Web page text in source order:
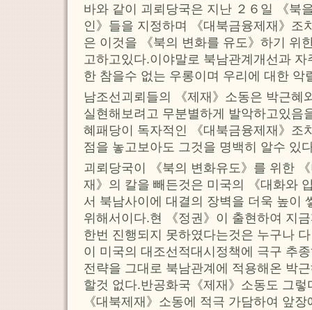
바와 같이 괴뢰당국은 지난 ２６일 《북
인》들을 지정하며 《대북금융제재》조
은 이것을 《북의 변화를 유도》하기 위
고하고있다.이야말로 북남관계개선과
한 참을수 없는 우롱이며 우리에 대한 악
남조선괴뢰들의 《제재》소동은 박근혜
실현해보려고 무분별하게 발악하고있음
혜패당이 독자적인 《대북금융제재》조
점을 놓고보아도 그것을 명백히 알수 있
괴뢰당국이 《북의 변화유도》를 위한
재》의 칼을 빼든것은 미국의 《대화와
서 북남사이에 대결의 장벽을 더욱 높이
위해서이다.현 《정권》이 출현하여 지
한번 진행되지 못하였다는것은 누구나
이 미국의 대조선적대시정책에 극구 추
전략을 그대로 북남관계에 적용해온 박
할것 없다.반공화국《제재》소동도 그
《대북제재》소동에 적극 가담하여 앞